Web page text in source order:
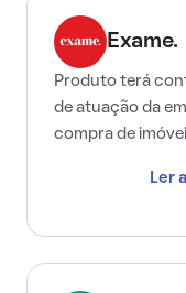
Exame.
Produto terá
de atuação da
compra de
Ler